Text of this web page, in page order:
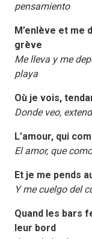
pensamiento
M’enlève et me
grève
Me lleva y me
playa
Où je vois,
Donde veo,
L’amour, qui
El amor, que
Et je me pends
Y me cuelgo del
Quand les bars
leur bord